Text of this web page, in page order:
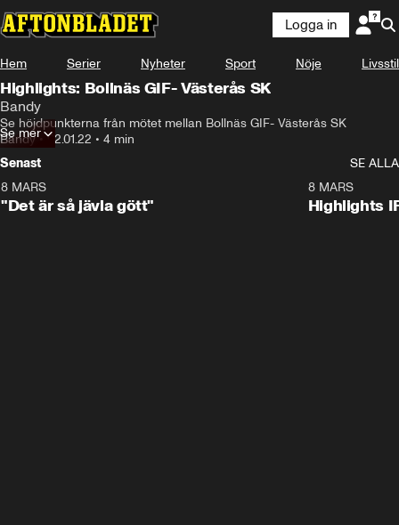
Logga in
Hem Serier Nyheter Sport Nöje Livsstil
Highlights: Bollnäs GIF- Västerås SK
Bandy
Se höjdpunkterna från mötet mellan Bollnäs GIF- Västerås SK
Bandy•02.01.22 • 4 min
Se mer
Senast
SE ALLA
8 MARS
"Det är så jävla gött"
8 MARS
Highlights